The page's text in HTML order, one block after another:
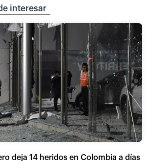
interesar
deja 14 heridos en Colombia a días